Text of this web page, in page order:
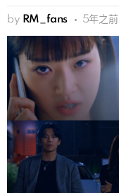
by RM_fans 5年之前